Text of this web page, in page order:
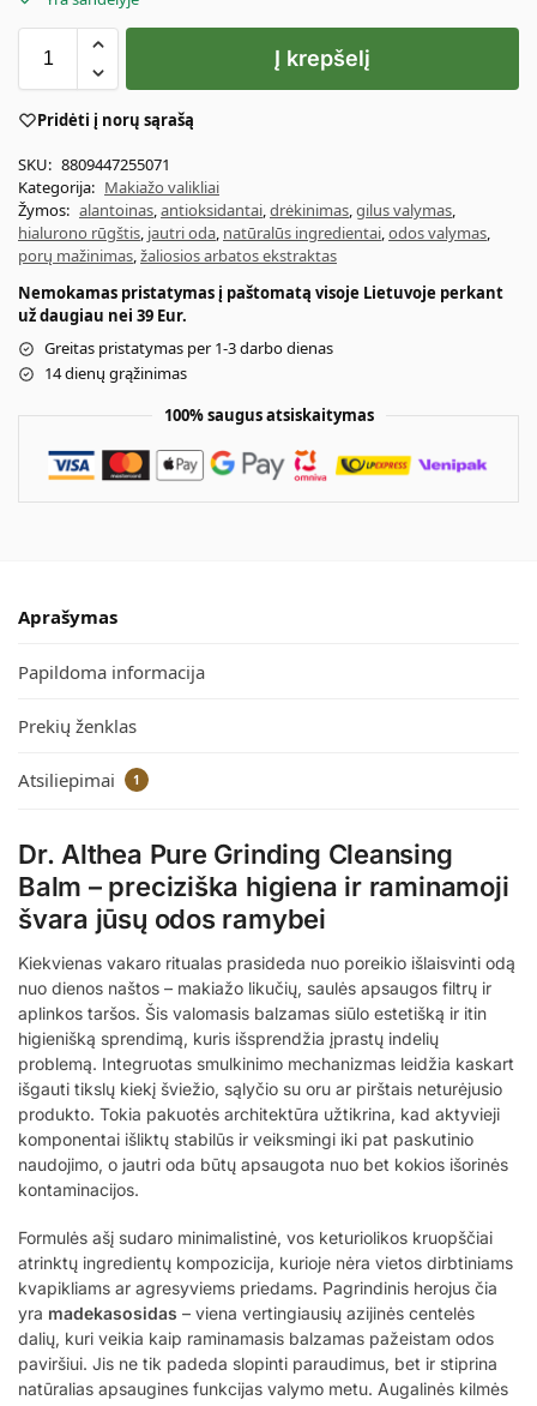
Į krepšelį
Pridėti į norų sąrašą
SKU: 8809447255071
Kategorija: Makiažo valikliai
Žymos: alantoinas,antioksidantai,drėkinimas,gilus valymas,
hialurono rūgštis, jautri oda, natūralūs ingredientai,odos valymas,
porų mažinimas,žaliosios arbatos ekstraktas
Nemokamas pristatymas į paštomatą visoje Lietuvoje perkant
už daugiau nei 39 Eur.
Greitas pristatymas per 1-3 darbo dienas
14 dienų grąžinimas
100% saugus atsiskaitymas
Aprašymas
Papildoma informacija
Prekių ženklas
Atsiliepimai 1
Dr. Althea Pure Grinding Cleansing
Balm – preciziška higiena ir raminamoji
švara jūsų odos ramybei
Kiekvienas vakaro ritualas prasideda nuo poreikio išlaisvinti odą
nuo dienos naštos – makiažo likučių, saulės apsaugos filtrų ir
aplinkos taršos. Šis valomasis balzamas siūlo estetišką ir itin
higienišką sprendimą, kuris išsprendžia įprastų indelių
problemą. Integruotas smulkinimo mechanizmas leidžia kaskart
išgauti tikslų kiekį šviežio, sąlyčio su oru ar pirštais neturėjusio
produkto. Tokia pakuotės architektūra užtikrina, kad aktyvieji
komponentai išliktų stabilūs ir veiksmingi iki pat paskutinio
naudojimo, o jautri oda būtų apsaugota nuo bet kokios išorinės
kontaminacijos.
Formulės ašį sudaro minimalistinė, vos keturiolikos kruopščiai
atrinktų ingredientų kompozicija, kurioje nėra vietos dirbtiniams
kvapikliams ar agresyviems priedams. Pagrindinis herojus čia
yra madekasosidas – viena vertingiausių azijinės centelės
dalių, kuri veikia kaip raminamasis balzamas pažeistam odos
paviršiui. Jis ne tik padeda slopinti paraudimus, bet ir stiprina
natūralias apsaugines funkcijas valymo metu. Augalinės kilmės